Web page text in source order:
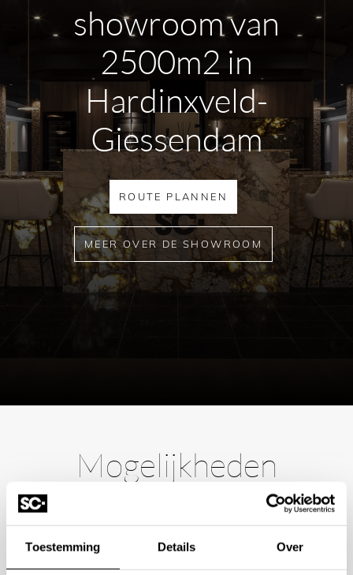
Toestemming Details Over
showroom van
2500m2 in
Hardinxveld-
Giessendam
ROUTE PLANNEN
MEER OVER DE SHOWROOM
Mogelijkheden
Wilt u ook iedere dag genieten van een luxe badkamer?